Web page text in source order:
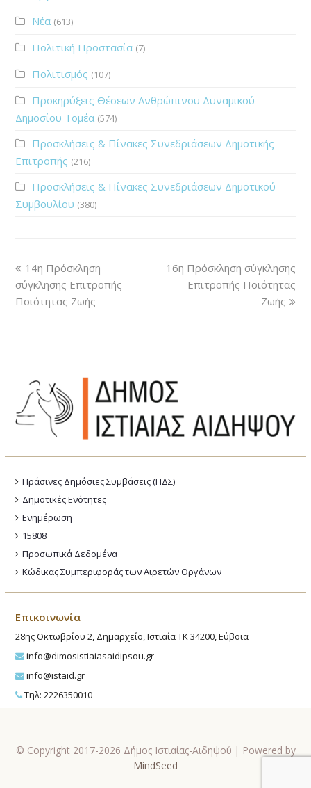
Νέα (613)
Πολιτική Προστασία (7)
Πολιτισμός (107)
Προκηρύξεις Θέσεων Ανθρώπινου Δυναμικού
Δημοσίου Τομέα (574)
Προσκλήσεις & Πίνακες Συνεδριάσεων Δημοτικής
Επιτροπής (216)
Προσκλήσεις & Πίνακες Συνεδριάσεων Δημοτικού
Συμβουλίου (380)
14η Πρόσκληση
σύγκλησης Επιτροπής
Ποιότητας Ζωής
16η Πρόσκληση σύγκλησης
Επιτροπής Ποιότητας
Ζωής
Πράσινες Δημόσιες Συμβάσεις (ΠΔΣ)
Δημοτικές Ενότητες
Ενημέρωση
15808
Προσωπικά Δεδομένα
Κώδικας Συμπεριφοράς των Αιρετών Οργάνων
Επικοινωνία
28ης Οκτωβρίου 2, Δημαρχείο, Ιστιαία ΤΚ 34200, Εύβοια
info@dimosistiaiasaidipsou.gr
info@istaid.gr
Τηλ: 2226350010
© Copyright 2017-2026 Δήμος Ιστιαίας-Αιδηψού | Powered by
MindSeed